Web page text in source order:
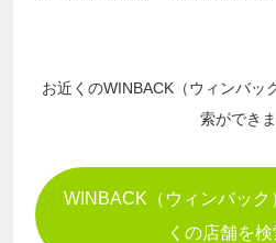
お近くのWINBACK（ウィンバッ
索ができ
WINBACK（ウィンバック
くの店舗を